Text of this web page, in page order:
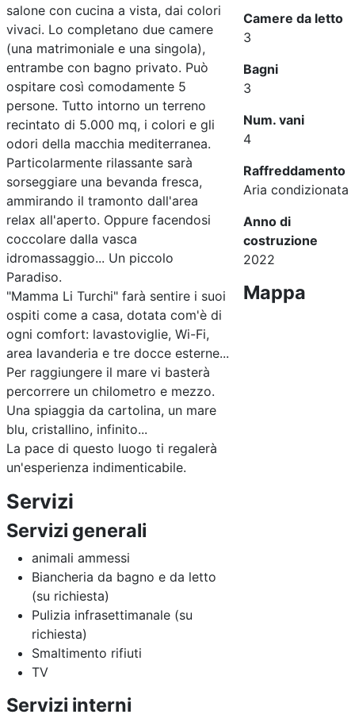
salone con cucina a vista, dai colori
vivaci. Lo completano due camere
(una matrimoniale e una singola),
entrambe con bagno privato. Può
ospitare così comodamente 5
persone. Tutto intorno un terreno
recintato di 5.000 mq, i colori e gli
odori della macchia mediterranea.
Particolarmente rilassante sarà
sorseggiare una bevanda fresca,
ammirando il tramonto dall'area
relax all'aperto. Oppure facendosi
coccolare dalla vasca
idromassaggio... Un piccolo
Paradiso.
"Mamma Li Turchi" farà sentire i suoi
ospiti come a casa, dotata com'è di
ogni comfort: lavastoviglie, Wi-Fi,
area lavanderia e tre docce esterne...
Per raggiungere il mare vi basterà
percorrere un chilometro e mezzo.
Una spiaggia da cartolina, un mare
blu, cristallino, infinito...
La pace di questo luogo ti regalerà
un'esperienza indimenticabile.
Servizi
Servizi generali
animali ammessi
Biancheria da bagno e da letto
(su richiesta)
Pulizia infrasettimanale (su
richiesta)
Smaltimento rifiuti
TV
Servizi interni
Camere da letto
3
Bagni
3
Num. vani
4
Raffreddamento
Aria condizionata
Anno di
costruzione
2022
Mappa